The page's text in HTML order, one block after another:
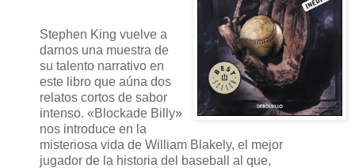
Stephen King vuelve a
darnos una muestra de
su talento narrativo en
este libro que aúna dos
relatos cortos de sabor
intenso. «Blockade Billy»
nos introduce en la
misteriosa vida de William Blakely, el mejor
jugador de la historia del baseball al que,